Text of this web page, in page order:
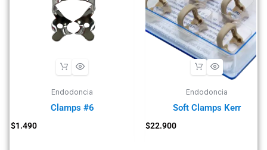
Endodoncia
Clamps #6
$1.490
Endodoncia
Soft Clamps Kerr
$22.900